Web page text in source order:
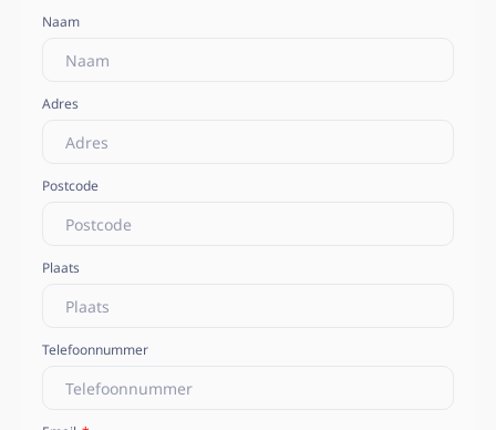
Naam
Adres
Postcode
Plaats
Telefoonnummer